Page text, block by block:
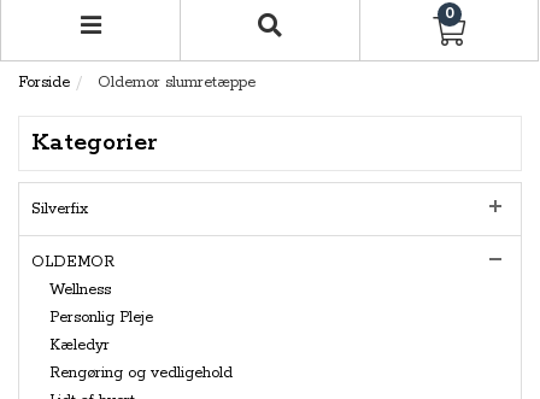
0
Forside Oldemor slumretæppe
Kategorier
Silverfix
OLDEMOR
Wellness
Personlig Pleje
Kæledyr
Rengøring og vedligehold